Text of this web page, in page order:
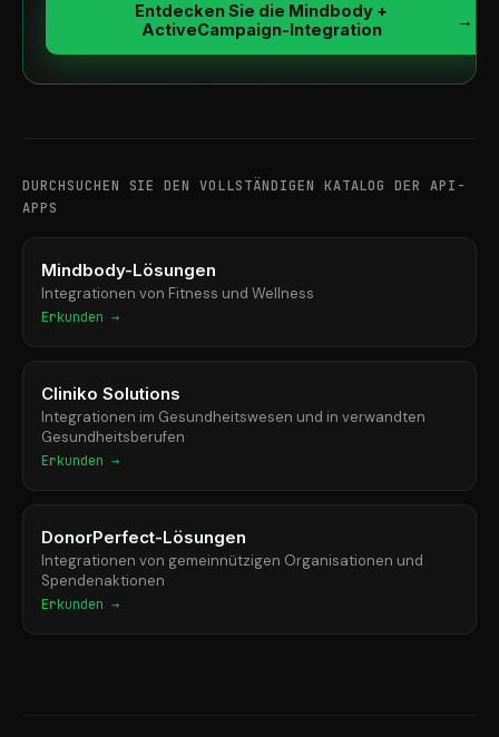
Entdecken Sie die Mindbody +
ActiveCampaign-Integration
→
DURCHSUCHEN SIE DEN VOLLSTÄNDIGEN KATALOG DER API-
APPS
Mindbody-Lösungen
Integrationen von Fitness und Wellness
Erkunden →
Cliniko Solutions
Integrationen im Gesundheitswesen und in verwandten
Gesundheitsberufen
Erkunden →
DonorPerfect-Lösungen
Integrationen von gemeinnützigen Organisationen und
Spendenaktionen
Erkunden →